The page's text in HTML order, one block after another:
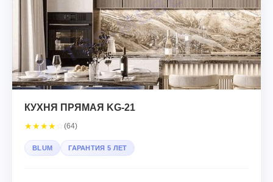
КУХНЯ ПРЯМАЯ KG-21
★★★★ (64)
BLUM ГАРАНТИЯ 5 ЛЕТ